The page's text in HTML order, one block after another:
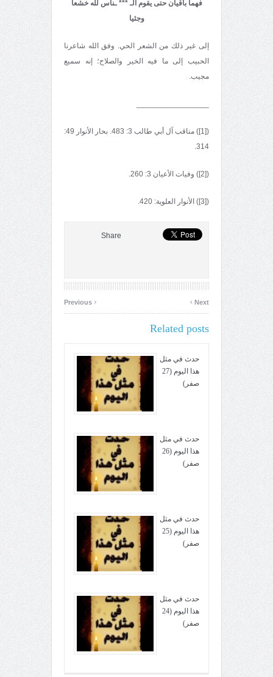
فهما باقيان حتى يقوم الـ *** ـناس لله خشعا
وجثيا
إلى غير ذلك من الشعر الحي. وفق الله شاعرنا
الحبيب إلى ما فيه الخير والصلاح؛ إنه سميع
مجيب.
([1]) مناقب آل أبي طالب 3: 483. بحار الأنوار 49:
314.
([2]) وفيات الأعيان 3: 260.
([3]) الأنوار العلوية: 420.
Share
‹ Next
›
Related posts
حدث في مثل
هذا اليوم (27
صفر)
حدث في مثل
هذا اليوم (26
صفر)
حدث في مثل
هذا اليوم (25
صفر)
حدث في مثل
هذا اليوم (24
صفر)